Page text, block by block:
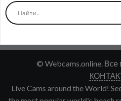
© Webcams.online.
Live Cams around the World!